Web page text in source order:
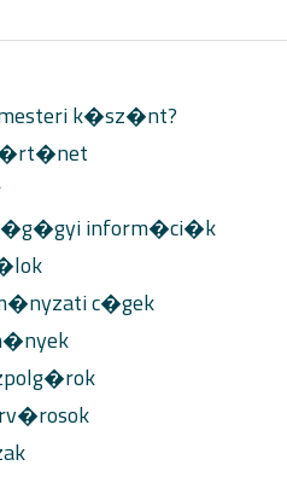
k�sz�nt?
inform�ci�k
c�gek